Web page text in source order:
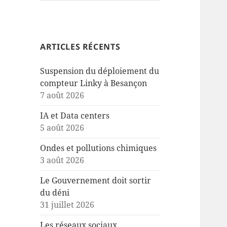
ARTICLES RÉCENTS
Suspension du déploiement du
compteur Linky à Besançon
7 août 2026
IA et Data centers
5 août 2026
Ondes et pollutions chimiques
3 août 2026
Le Gouvernement doit sortir
du déni
31 juillet 2026